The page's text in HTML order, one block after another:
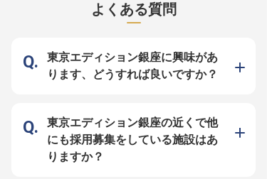
リラクゼーション体験をお届けしま
す。 細部にまでこだわり抜いたサ
ださい。 あなたのホスピタリティ
が、お客様の心と体を深く癒し、新
たな活力を与える源となります。
ーー【成長を支える環境と、未来を
利用やマリオット系列ホテル優待な
ど、日々の生活を豊かにするサポー
トも万全です。 チームを導くリー
ダーシップを発揮し、スパ部門全体
の運営に携わることで、マネジメン
トスキルを磨き、キャリアアップを
だからこそ、準備を万全に整えてお
迎えする「おもてなしの心」が大切
です。研修後の懇親会は単なる食事
理解し、心のこもったサービスで思
い出に残る時間を演出しましょう。
ーー【成長できる環境で、ホテリエ
としての未来を描く】 接客業の経
ホテルオペレーション全体に関わる
チャンスも！CS向上のための企画
立案や顧客情報を活用した体制構築
など、あなたのアイデアや経験を活
る環境】
ので、
土日祝休
よくある質問
東京エディション銀座に興味があ
ります、どうすれば良いですか？
東京エディション銀座の近くで他
にも採用募集をしている施設はあ
りますか？